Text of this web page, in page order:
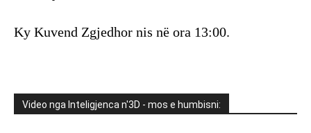
Ky Kuvend Zgjedhor nis në ora 13:00.
Video nga Inteligjenca n'3D - mos e humbisni: